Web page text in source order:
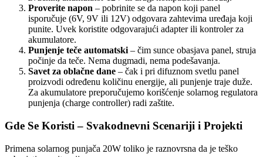
Proverite napon – pobrinite se da napon koji panel
isporučuje (6V, 9V ili 12V) odgovara zahtevima uređaja koji
punite. Uvek koristite odgovarajući adapter ili kontroler za
akumulatore.
Punjenje teče automatski– čim sunce obasjava panel, struja
počinje da teče. Nema dugmadi, nema podešavanja.
Savet za oblačne dane – čak i pri difuznom svetlu panel
proizvodi određenu količinu energije, ali punjenje traje duže.
Za akumulatore preporučujemo korišćenje solarnog regulatora
punjenja (charge controller) radi zaštite.
Gde Se Koristi – Svakodnevni Scenariji i Projekti
Primena solarnog punjača 20W toliko je raznovrsna da je teško